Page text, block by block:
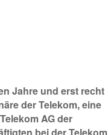
Jahre und erst recht
der Telekom, eine
AG der
bei der Telekom